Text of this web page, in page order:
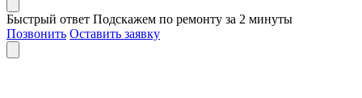
Быстрый ответ Подскажем по ремонту за 2 минуты
Позвонить Оставить заявку